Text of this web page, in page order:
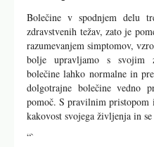
Bolečine v spodnjem delu
zdravstvenih težav, zato je
razumevanjem simptomov,
bolje upravljamo s svojim
bolečine lahko normalne in
dolgotrajne bolečine vedno
pomoč. S pravilnim
kakovost svojega življenja in
“`